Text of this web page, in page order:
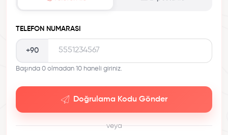
TELEFON NUMARASI
+90
Başında 0 olmadan 10 haneli giriniz.
Doğrulama Kodu Gönder
veya